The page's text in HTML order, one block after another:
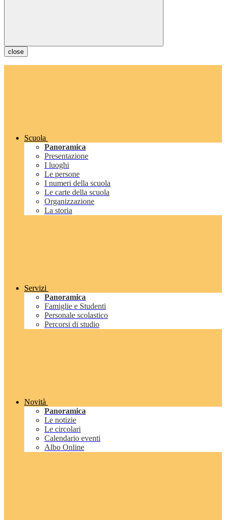
close
Scuola
Panoramica
Presentazione
I luoghi
Le persone
I numeri della scuola
Le carte della scuola
Organizzazione
La storia
Servizi
Panoramica
Famiglie e Studenti
Personale scolastico
Percorsi di studio
Novità
Panoramica
Le notizie
Le circolari
Calendario eventi
Albo Online